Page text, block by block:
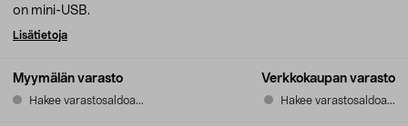
Myymälän varasto
Hakee varastosaldoa...
Verkkokaupan varasto
Hakee varastosaldoa...
on mini-USB.
Lisätietoja